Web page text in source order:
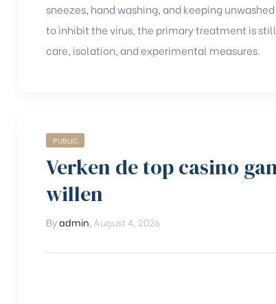
sneezes, hand washing, and keeping
to inhibit the virus, the primary treatment is
care, isolation, and experimental measures.
PUBLIC
Verken de top casino
willen
Byadmin August 4, 2026